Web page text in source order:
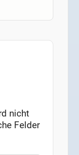
nicht
Felder